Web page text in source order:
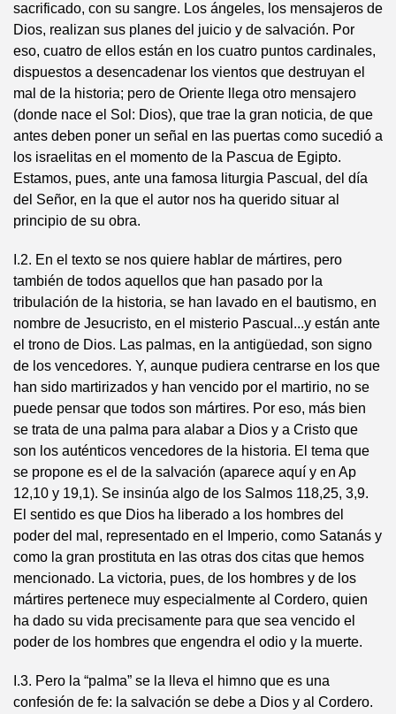
sacrificado, con su sangre. Los ángeles, los mensajeros de
Dios, realizan sus planes del juicio y de salvación. Por
eso, cuatro de ellos están en los cuatro puntos cardinales,
dispuestos a desencadenar los vientos que destruyan el
mal de la historia; pero de Oriente llega otro mensajero
(donde nace el Sol: Dios), que trae la gran noticia, de que
antes deben poner un señal en las puertas como sucedió a
los israelitas en el momento de la Pascua de Egipto.
Estamos, pues, ante una famosa liturgia Pascual, del día
del Señor, en la que el autor nos ha querido situar al
principio de su obra.
I.2. En el texto se nos quiere hablar de mártires, pero
también de todos aquellos que han pasado por la
tribulación de la historia, se han lavado en el bautismo, en
nombre de Jesucristo, en el misterio Pascual...y están ante
el trono de Dios. Las palmas, en la antigüedad, son signo
de los vencedores. Y, aunque pudiera centrarse en los que
han sido martirizados y han vencido por el martirio, no se
puede pensar que todos son mártires. Por eso, más bien
se trata de una palma para alabar a Dios y a Cristo que
son los auténticos vencedores de la historia. El tema que
se propone es el de la salvación (aparece aquí y en Ap
12,10 y 19,1). Se insinúa algo de los Salmos 118,25, 3,9.
El sentido es que Dios ha liberado a los hombres del
poder del mal, representado en el Imperio, como Satanás y
como la gran prostituta en las otras dos citas que hemos
mencionado. La victoria, pues, de los hombres y de los
mártires pertenece muy especialmente al Cordero, quien
ha dado su vida precisamente para que sea vencido el
poder de los hombres que engendra el odio y la muerte.
I.3. Pero la “palma” se la lleva el himno que es una
confesión de fe: la salvación se debe a Dios y al Cordero.